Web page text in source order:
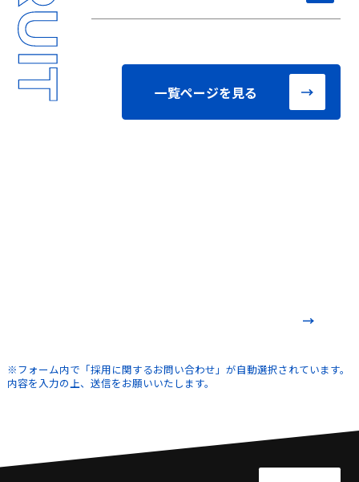
一覧ページを見る
※フォーム内で「採用に関するお問い合わせ」が自動選択されています。
内容を入力の上、送信をお願いいたします。